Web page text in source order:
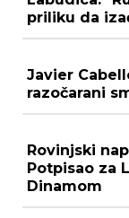
priliku da
Javier
razočarani
Rovinjski
Potpisao za
Dinamom